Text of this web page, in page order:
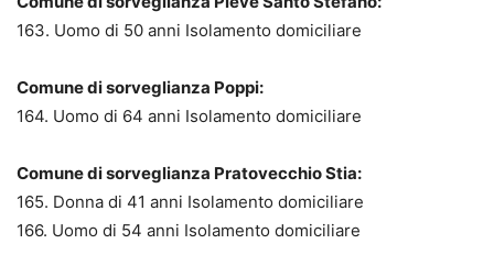
163. Uomo di 50 anni Isolamento domiciliare
Comune di sorveglianza Poppi:
164. Uomo di 64 anni Isolamento domiciliare
Comune di sorveglianza Pratovecchio Stia:
165. Donna di 41 anni Isolamento domiciliare
166. Uomo di 54 anni Isolamento domiciliare